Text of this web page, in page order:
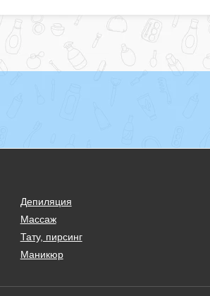
Депиляция
Массаж
Тату, пирсинг
Маникюр